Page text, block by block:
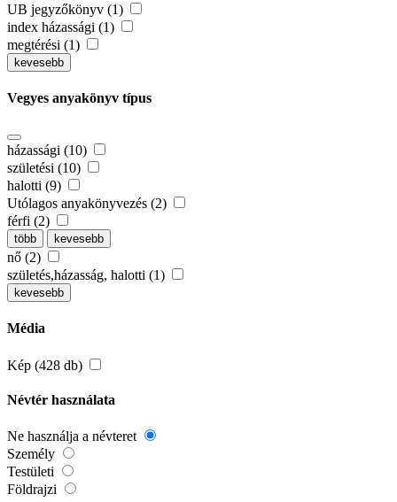
UB jegyzőkönyv (1)
index házassági (1)
megtérési (1)
kevesebb
Vegyes anyakönyv típus
házassági (10)
születési (10)
halotti (9)
Utólagos anyakönyvezés (2)
férfi (2)
több kevesebb
nő (2)
születés,házasság, halotti (1)
kevesebb
Média
Kép (428 db)
Névtér használata
Ne használja a névteret
Személy
Testületi
Földrajzi